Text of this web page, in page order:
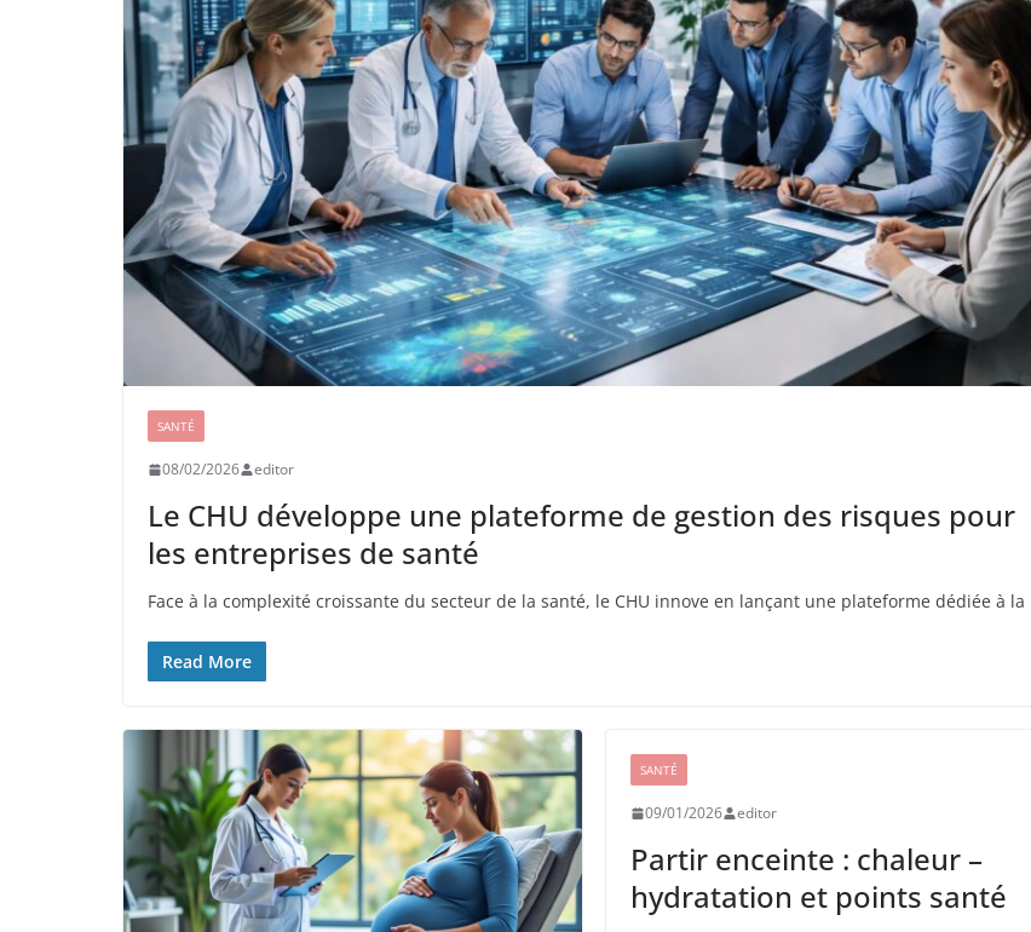
SANTÉ
08/02/2026 editor
Le CHU développe une plateforme de gestion des risques pour
les entreprises de santé
Face à la complexité croissante du secteur de la santé, le CHU innove en lançant une plateforme dédiée à la
Read More
SANTÉ
09/01/2026 editor
Partir enceinte : chaleur –
hydratation et points santé